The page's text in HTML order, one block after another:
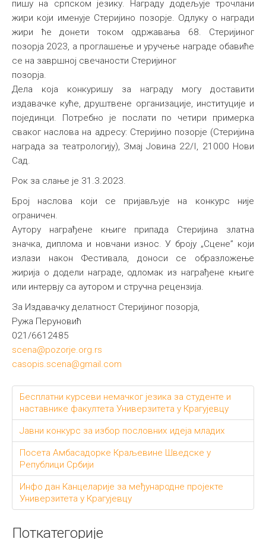
пишу на српском језику. Награду додељује трочлани
жири који именује Стеријино позорје. Одлуку о награди
жири ће донети током одржавања 68. Стеријиног
позорја 2023, а проглашење и уручење награде обавиће
се на завршној свечаности Стеријиног
позорја.
Дела која конкуришу за награду могу доставити
издавачке куће, друштвене организације, институције и
појединци. Потребно је послати по четири примерка
сваког наслова на адресу: Стеријино позорје (Стеријина
награда за театрологију), Змај Јовина 22/I, 21000 Нови
Сад.
Рок за слање је 31.3.2023.
Број наслова који се пријављује на конкурс није
ограничен.
Аутору награђене књиге припада Стеријина златна
значка, диплома и новчани износ. У броју „Сцене” који
излази након Фестивала, доноси се образложење
жирија о додели награде, одломак из награђене књиге
или интервју са аутором и стручна рецензија.
За Издавачку делатност Стеријиног позорја,
Ружа Перуновић
021/6612485
scena@pozorje.org.rs
casopis.scena@gmail.com
Бесплатни курсеви немачког језика за студенте и
наставнике факултета Универзитета у Крагујевцу
Јавни конкурс за избор пословних идеја младих
Посета Амбасадорке Краљевине Шведске у
Републици Србији
Инфо дан Канцеларије за међународне пројекте
Универзитета у Крагујевцу
Поткатегорије